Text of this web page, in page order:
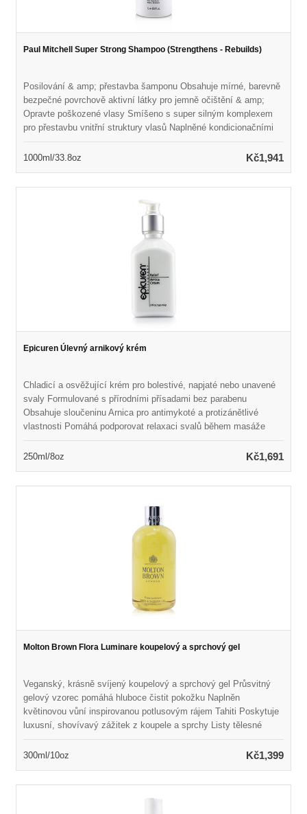
Paul Mitchell Super Strong Shampoo (Strengthens - Rebuilds)
Posilování & amp; přestavba šamponu Obsahuje mírné, barevně
bezpečné povrchově aktivní látky pro jemně očištění & amp;
Opravte poškozené vlasy Smíšeno s super silným komplexem
pro přestavbu vnitřní struktury vlasů Naplněné kondicionačními
zároveň zabraňuje poškození každodenními příčinami Zvyšuje
1000ml/33.8oz Kč1,941
Epicuren Úlevný arnikový krém
Chladicí a osvěžující krém pro bolestivé, napjaté nebo unavené
svaly Formulované s přírodními přísadami bez parabenu
Obsahuje sloučeninu Arnica pro antimykoté a protizánětlivé
vlastnosti Pomáhá podporovat relaxaci svalů během masáže
napjaté a unavené svaly Vonné osvěžující a revitalizační vůní
250ml/8oz Kč1,691
Molton Brown Flora Luminare koupelový a sprchový gel
Veganský, krásně svíjený koupelový a sprchový gel Průsvitný
gelový vzorec pomáhá hluboce čistit pokožku Naplněn
květinovou vůní inspirovanou potlusovým rájem Tahiti Poskytuje
luxusní, shovívavý zážitek z koupele a sprchy Listy tělesné
pleti Bez lepku, ftalátu a parabenů, bez krutosti
300ml/10oz Kč1,399